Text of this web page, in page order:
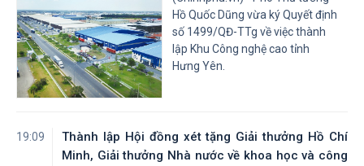
Hồ Quốc Dũng vừa ký Quyết định
số 1499/QĐ-TTg về việc thành
lập Khu Công nghệ cao tỉnh
Hưng Yên.
19:09
Thành lập Hội đồng xét tặng Giải thưởng Hồ Chí
Minh, Giải thưởng Nhà nước về khoa học và công